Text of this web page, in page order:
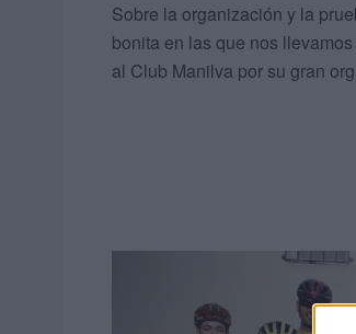
Sobre la organización y la
bonita en las que nos
al Club Manilva por su gran